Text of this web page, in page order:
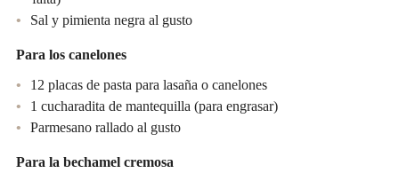
Sal y pimienta negra al gusto
Para los canelones
12 placas de pasta para lasaña o canelones
1 cucharadita de mantequilla (para engrasar)
Parmesano rallado al gusto
Para la bechamel cremosa